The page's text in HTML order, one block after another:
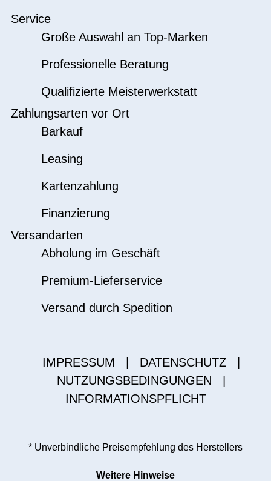
Service
Große Auswahl an Top-Marken
Professionelle Beratung
Qualifizierte Meisterwerkstatt
Zahlungsarten vor Ort
Barkauf
Leasing
Kartenzahlung
Finanzierung
Versandarten
Abholung im Geschäft
Premium-Lieferservice
Versand durch Spedition
IMPRESSUM DATENSCHUTZ
NUTZUNGSBEDINGUNGEN
INFORMATIONSPFLICHT
* Unverbindliche Preisempfehlung des Herstellers
Weitere Hinweise